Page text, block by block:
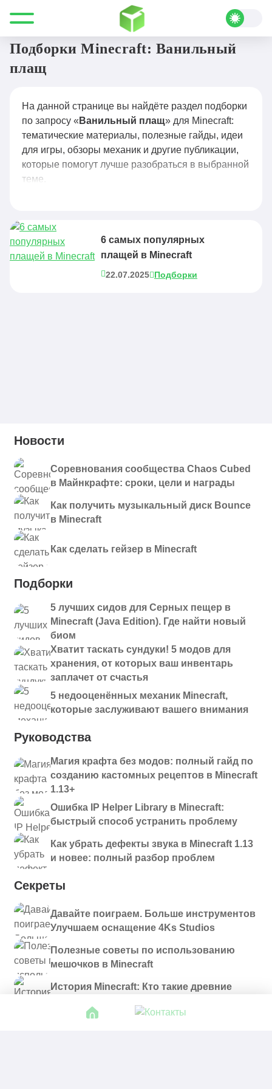
Все для Minecraft Ванильный плащ
Подборки Minecraft: Ванильный
плащ
На данной странице вы найдёте раздел подборки
по запросу « Ванильный плащ» для Minecraft:
тематические материалы, полезные гайды, идеи
для игры, обзоры механик и другие публикации,
которые помогут лучше разобраться в выбранной
теме.
6 самых популярных
плащей в Minecraft
22.07.2025 Подборки
Новости
Соревнования сообщества Chaos Cubed
в Майнкрафте: сроки, цели и награды
Как получить музыкальный диск Bounce
в Minecraft
Как сделать гейзер в Minecraft
Подборки
5 лучших сидов для Серных пещер в
Minecraft (Java Edition). Где найти новый
биом
Хватит таскать сундуки! 5 модов для
хранения, от которых ваш инвентарь
заплачет от счастья
5 недооценённых механик Minecraft,
которые заслуживают вашего внимания
Руководства
Магия крафта без модов: полный гайд по
созданию кастомных рецептов в Minecraft
1.13+
Ошибка IP Helper Library в Minecraft:
быстрый способ устранить проблему
Как убрать дефекты звука в Minecraft 1.13
и новее: полный разбор проблем
Секреты
Давайте поиграем. Больше инструментов
Улучшаем оснащение 4Ks Studios
Полезные советы по использованию
мешочков в Minecraft
История Minecraft: Кто такие древние